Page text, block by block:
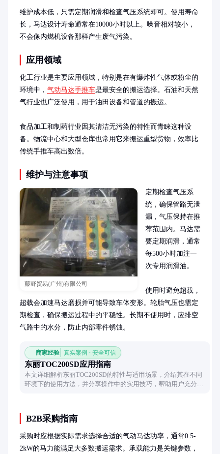
维护成本低，只需定期润滑和检查气压系统即可。使用寿命
长，马达设计寿命通常在10000小时以上。噪音相对较小，
不会像内燃机设备那样产生废气污染。
应用领域
化工行业是主要应用领域，特别是在有爆炸性气体或粉尘的
环境中， 气动马达手推车是最安全的搬运选择。石油和天然
气行业也广泛使用，用于油田设备和管道的搬运。
食品加工和制药行业因其清洁无污染的特性而青睐这种设
备。物流中心和大型仓库也常用它来搬运重型货物，效率比
传统手推车高出数倍。
维护与注意事项
藤野贸易(广州)有限公司
定期检查气压系
统，确保管路无泄
漏，气压保持在推
荐范围内。马达需
要定期润滑，通常
每500小时加注一
次专用润滑油。
使用时避免超载，
超载会加速马达磨损并可能导致车体变形。轮胎气压也需定
期检查，确保搬运过程中的平稳性。长期不使用时，应排空
气路中的水分，防止内部零件锈蚀。
商家经验 真实案例 · 安全可信
东丽TOC200SD应用指南
本文详细解析东丽TOC200SD的特性与适用场景，介绍其在不同
环境下的使用方法，并分享操作中的实用技巧，帮助用户充分发
B2B采购指南
采购时应根据实际需求选择合适的气动马达功率，通常0.5-
2kW的马力能满足大多数搬运需求。承载能力是关键参数，